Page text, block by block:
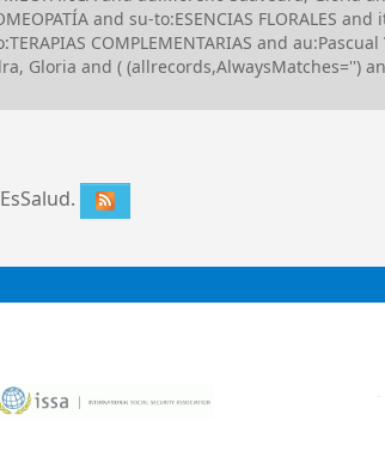
and su-to:ESENCIAS FLORALES
COMPLEMENTARIAS and
Gloria and (